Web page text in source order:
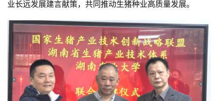
业长远发展建言献策，共同推动生猪种业高质量发展。